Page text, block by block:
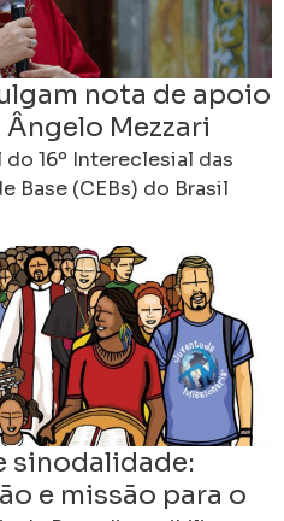
nota de apoio
Mezzari
16º Intereclesial das
Base (CEBs) do Brasil
sinodalidade:
e missão para o